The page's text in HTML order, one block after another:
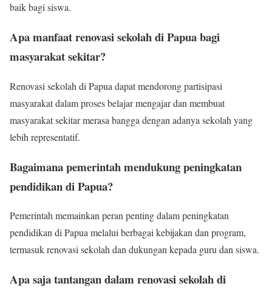
baik bagi siswa.
Apa manfaat renovasi sekolah di Papua bagi
masyarakat sekitar?
Renovasi sekolah di Papua dapat mendorong partisipasi
masyarakat dalam proses belajar mengajar dan membuat
masyarakat sekitar merasa bangga dengan adanya sekolah yang
lebih representatif.
Bagaimana pemerintah mendukung peningkatan
pendidikan di Papua?
Pemerintah memainkan peran penting dalam peningkatan
pendidikan di Papua melalui berbagai kebijakan dan program,
termasuk renovasi sekolah dan dukungan kepada guru dan siswa.
Apa saja tantangan dalam renovasi sekolah di